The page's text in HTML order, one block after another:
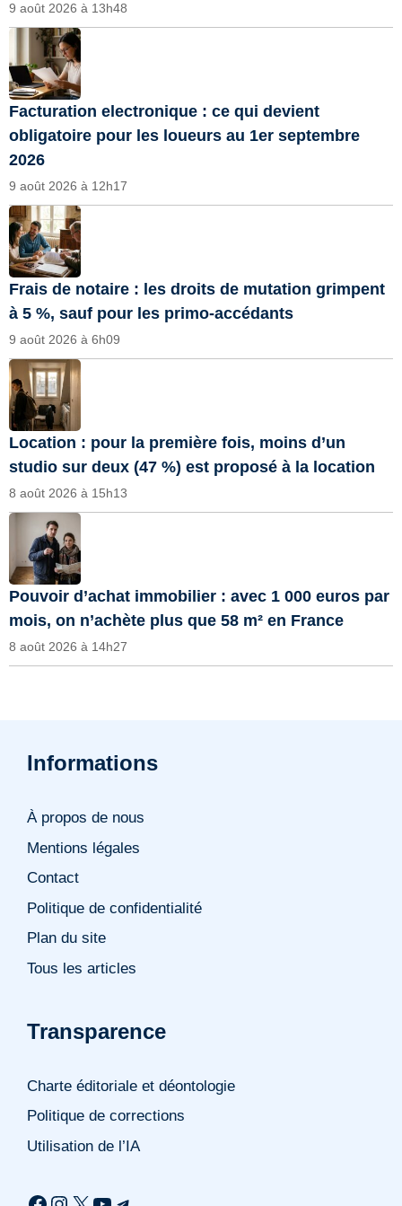
9 août 2026 à 13h48
Facturation electronique : ce qui devient
obligatoire pour les loueurs au 1er septembre
2026
9 août 2026 à 12h17
Frais de notaire : les droits de mutation grimpent
à 5 %, sauf pour les primo-accédants
9 août 2026 à 6h09
Location : pour la première fois, moins d’un
studio sur deux (47 %) est proposé à la location
8 août 2026 à 15h13
Pouvoir d’achat immobilier : avec 1 000 euros par
mois, on n’achète plus que 58 m² en France
8 août 2026 à 14h27
Informations
À propos de nous
Mentions légales
Contact
Politique de confidentialité
Plan du site
Tous les articles
Transparence
Charte éditoriale et déontologie
Politique de corrections
Utilisation de l’IA